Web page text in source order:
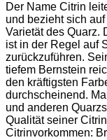
Der Name Citrin
und bezieht sich
Varietät des Quarz.
ist in der Regel auf
zurückzuführen.
tiefem Bernstein
den kräftigsten
durchscheinend.
und anderen
Qualität seiner
Citrinvorkommen: